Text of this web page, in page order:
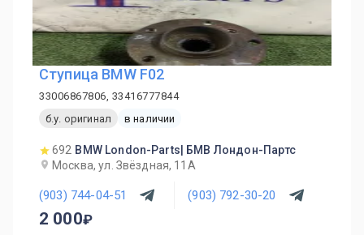
Ступица BMW F02
33006867806, 33416777844
б.у. оригинал
в наличии
692 BMW London-Parts| БМВ Лондон-Партс
Москва, ул. Звёздная, 11А
(903) 744-04-51 (903) 792-30-20
2 000